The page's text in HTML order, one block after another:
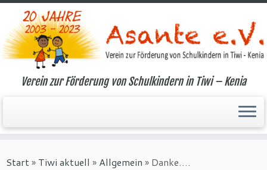
Inhalt
Verein zur Förderung von Schulkindern in Tiwi – Kenia
Start» Tiwi aktuell » Allgemein » Danke….